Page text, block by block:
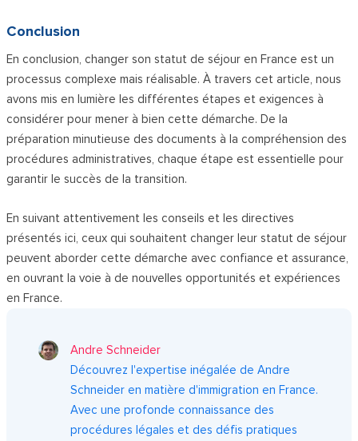
Conclusion
En conclusion, changer son statut de séjour en France est un
processus complexe mais réalisable. À travers cet article, nous
avons mis en lumière les différentes étapes et exigences à
considérer pour mener à bien cette démarche. De la
préparation minutieuse des documents à la compréhension des
procédures administratives, chaque étape est essentielle pour
garantir le succès de la transition.
En suivant attentivement les conseils et les directives
présentés ici, ceux qui souhaitent changer leur statut de séjour
peuvent aborder cette démarche avec confiance et assurance,
en ouvrant la voie à de nouvelles opportunités et expériences
en France.
Andre Schneider
Découvrez l'expertise inégalée de Andre
Schneider en matière d'immigration en France.
Avec une profonde connaissance des
procédures légales et des défis pratiques